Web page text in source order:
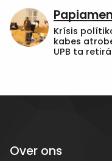
Krísis
kabes
UPB ta
Over ons